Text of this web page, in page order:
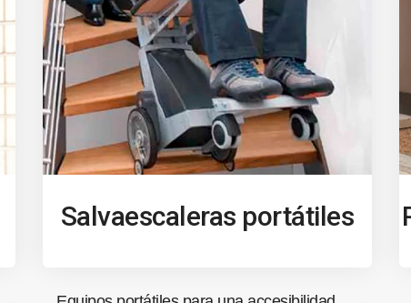
Salvaescaleras portátiles